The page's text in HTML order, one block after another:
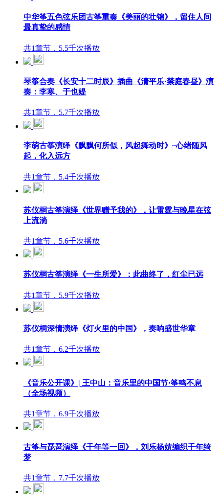
中华筝五色弦乐团古筝重奏《美丽的壮锦》，留住人间
最真挚的感情
共1章节，5.5千次播放
琴筝合奏《长安十二时辰》插曲《清平乐·禁庭春昼》演
奏：李寒、于也媞
共1章节，5.7千次播放
李萌古筝演绎《飘飘何所似，风起舞动时》~心绪随风
起，化入远方
共1章节，5.4千次播放
苏仪桐古筝演绎《世界赠予我的》，让雷霆与晚星在弦
上流淌
共1章节，5.6千次播放
苏仪桐古筝演绎《一生所爱》：此曲终了，红尘已远
共1章节，5.9千次播放
苏仪桐深情演绎《灯火里的中国》，奏响盛世华章
共1章节，6.2千次播放
《音乐公开课》| 王中山：音乐里的中国节·筝鸣不息
（全场视频）
共1章节，6.9千次播放
古筝与琵琶演绎《千年等一回》，刘乐杨婧编织千年绮
梦
共1章节，7.7千次播放